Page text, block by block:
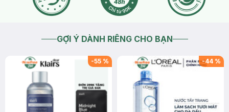
GỢI Ý DÀNH RIÊNG CHO BẠN
-55 % -44 %